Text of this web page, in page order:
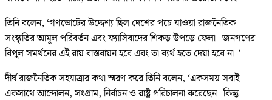
তিনি বলেন, ‘গণভোটের উদ্দেশ্য ছিল দেশের পচে যাওয়া রাজনৈতিক
সংস্কৃতির আমূল পরিবর্তন এবং ফ্যাসিবাদের শিকড় উপড়ে ফেলা। জনগণের
বিপুল সমর্থনের এই রায় বাস্তবায়ন হবে এবং তা ব্যর্থ হতে দেয়া হবে না।’
দীর্ঘ রাজনৈতিক সহযাত্রার কথা স্মরণ করে তিনি বলেন, ‘একসময় সবাই
একসাথে আন্দোলন, সংগ্রাম, নির্বাচন ও রাষ্ট্র পরিচালনা করেছেন। কিন্তু